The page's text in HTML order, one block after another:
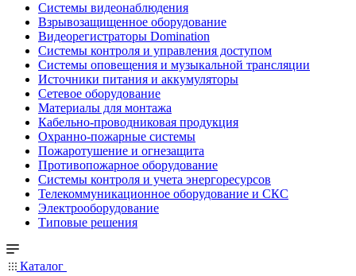
Системы видеонаблюдения
Взрывозащищенное оборудование
Видеорегистраторы Domination
Системы контроля и управления доступом
Системы оповещения и музыкальной трансляции
Источники питания и аккумуляторы
Сетевое оборудование
Материалы для монтажа
Кабельно-проводниковая продукция
Охранно-пожарные системы
Пожаротушение и огнезащита
Противопожарное оборудование
Системы контроля и учета энергоресурсов
Телекоммуникационное оборудование и СКС
Электрооборудование
Типовые решения
Каталог